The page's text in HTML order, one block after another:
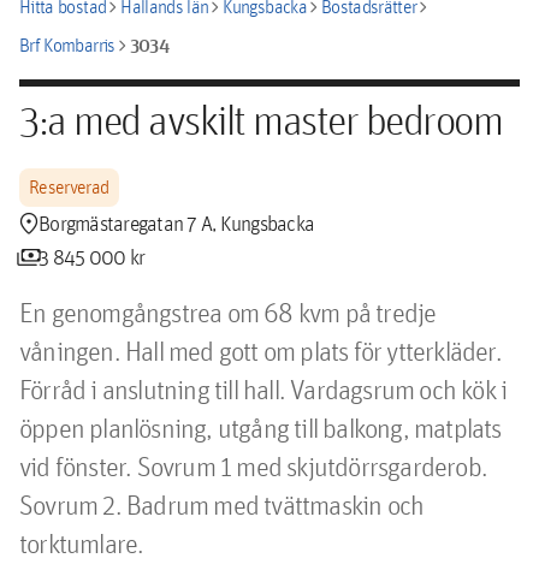
Hitta bostadchevron_rightHallands länchevron_rightKungsbackachevron_rightBostadsrätterchevron_right
Brf Kombarrischevron_right3034
3:a med avskilt master bedroom
Reserverad
location_pinBorgmästaregatan 7 A, Kungsbacka
payments3 845 000 kr
En genomgångstrea om 68 kvm på tredje
våningen. Hall med gott om plats för ytterkläder.
Förråd i anslutning till hall. Vardagsrum och kök i
öppen planlösning, utgång till balkong, matplats
vid fönster. Sovrum 1 med skjutdörrsgarderob.
Sovrum 2. Badrum med tvättmaskin och
torktumlare.